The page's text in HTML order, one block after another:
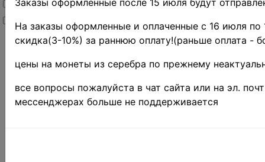
Товары в наличии
Новинки
Главная»
»Боны и
банкноты
Иностранные
боны»Азия
Заказы оформленные после 15 июля будут
На заказы оформленные и оплаченные с 16 июля по
скидка(3-10%) за раннюю оплату!(раньше оплата -
цены на монеты из серебра по прежнему
все вопросы пожалуйста в чат сайта или на эл.
мессенджерах больше не поддерживается